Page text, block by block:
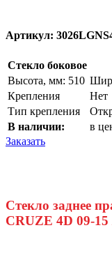
Артикул:
Стекло боковое
Высота, мм: 510
Крепления
Нет
Тип крепления
В наличии:
в
Заказать
Стекло заднее
CRUZE 4D 09-